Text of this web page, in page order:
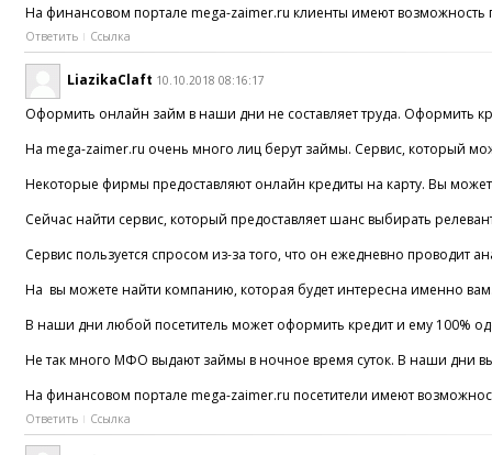
На финансовом портале mega-zaimer.ru клиенты имеют возможность
Ответить Ссылка
LiazikaClaft 10.10.2018 08:16:17
Оформить онлайн займ в наши дни не составляет труда. Оформить
На mega-zaimer.ru очень много лиц берут займы. Сервис, который
Некоторые фирмы предоставляют онлайн кредиты на карту. Вы
Сейчас найти сервис, который предоставляет шанс выбирать
Сервис пользуется спросом из-за того, что он ежедневно
На вы можете найти компанию, которая будет интересна именно
В наши дни любой посетитель может оформить кредит и ему 100%
Не так много МФО выдают займы в ночное время суток. В наши дни
На финансовом портале mega-zaimer.ru посетители имеют
Ответить Ссылка